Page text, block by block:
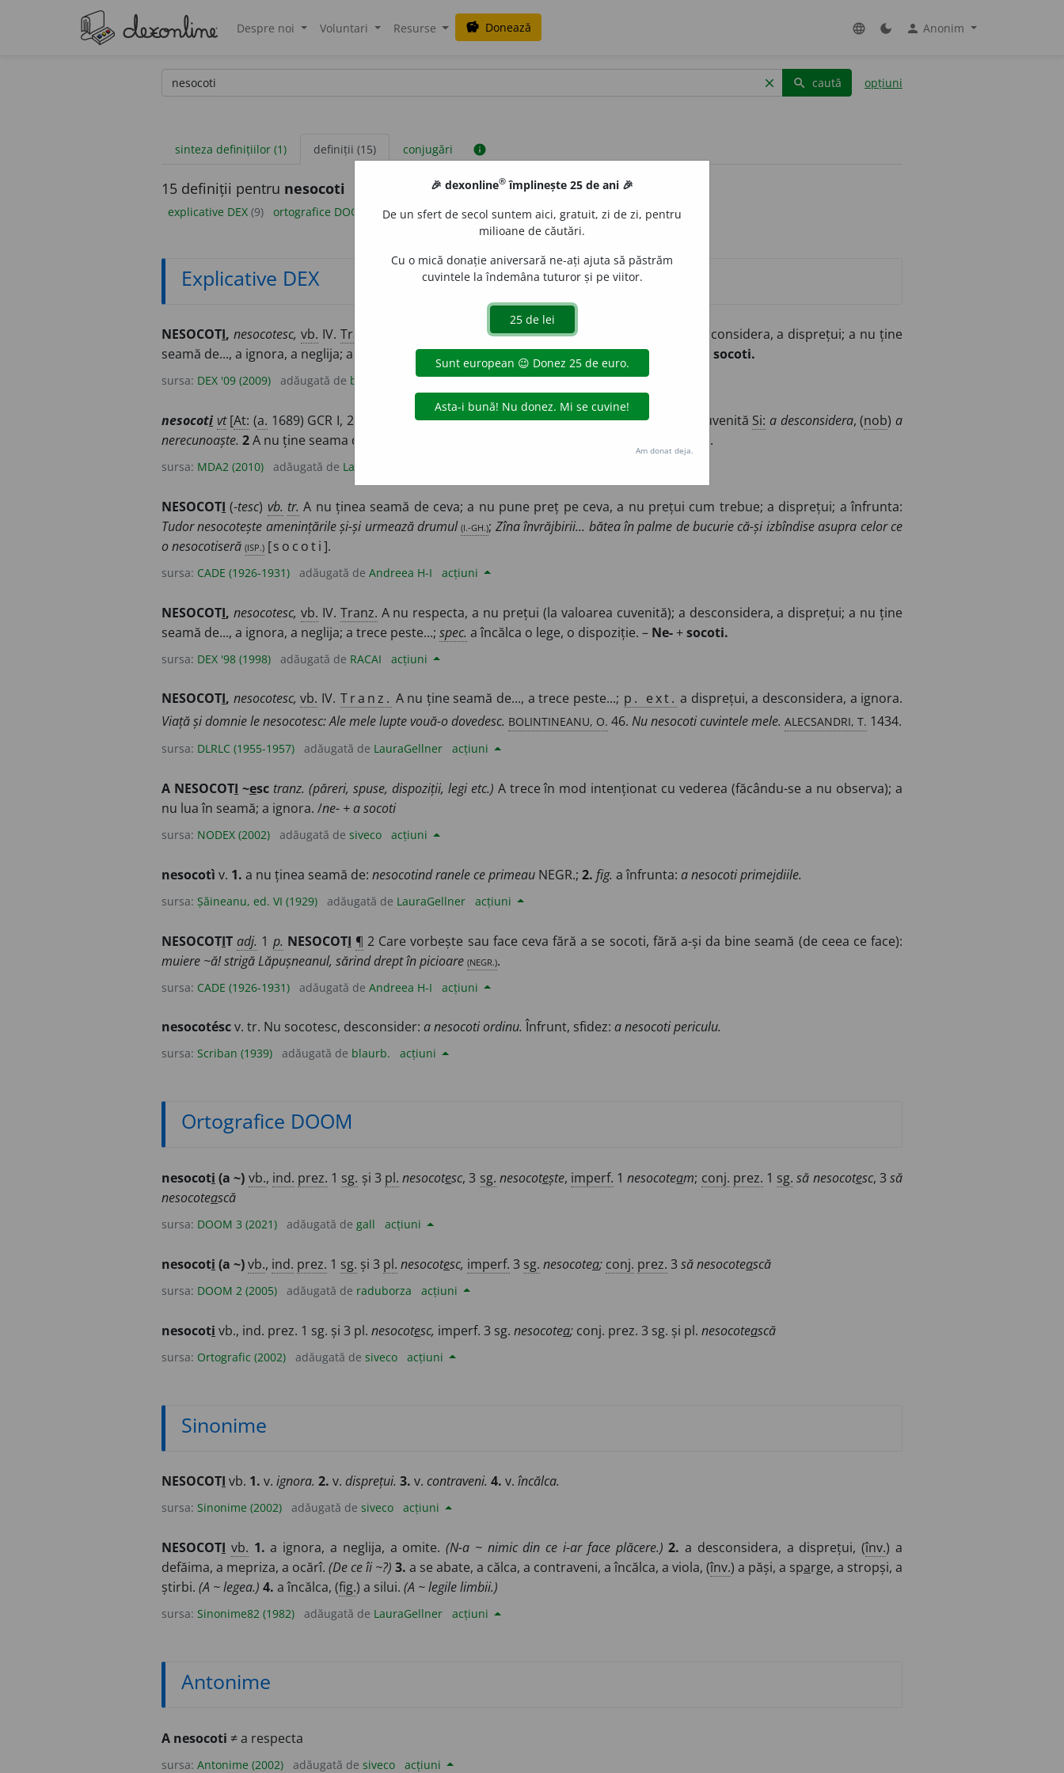
Despre noi Voluntari Resurse savings Donează language dark_mode person Anonim
clear search caută opțiuni
sinteza definițiilor (1) definiții (15) conjugări info
15 definiții pentru nesocoti
explicative DEX (9) ortografice DOOM (3) sinonime(2) antonime(1)
Explicative DEX
NESOCOTI, nesocotesc, vb. IV. Tranz.
A nu respecta, a nu prețui (la valoarea cuvenită); a desconsidera, a disprețui; a nu ține
seamă de..., a ignora, a neglija; a trece peste...;spec.a încălca o lege, o dispoziție. – socoti.
sursa: DEX '09 (2009) adăugată de blaurb. acțiuni
nesocoti vt[At: (a. 1689) GCR I, 285/2 / ~tesc/E: ne-+socoti]1A nu prețui la valoarea cuvenită Si: a desconsidera, (nob)a
nerecunoaște. 2A nu ține seama de... ) A încălca o lege, o dispoziție.
sursa: MDA2 (2010) adăugată de LauraGellner
NESOCOTI (-tesc) vb. tr. A nu ținea seamă de ceva; a nu pune preț pe ceva, a nu prețui cum trebue; a disprețui; a înfrunta:
Tudor nesocotește amenințările și-și urmează drumul(I.-GH.); Zîna învrăjbirii... bătea în palme de bucurie că-și izbîndise asupra celor ce
o nesocotiseră(ISP.) [socoti].
sursa: CADE (1926-1931) adăugată de Andreea H-I acțiuni
NESOCOTI, nesocotesc, vb. IV. Tranz. A nu respecta, a nu prețui (la valoarea cuvenită); a desconsidera, a disprețui; a nu ține
seamă de..., a ignora, a neglija; a trece peste...; spec. a încălca o lege, o dispoziție. – Ne-+socoti.
sursa: DEX '98 (1998) adăugată de RACAI acțiuni
NESOCOTI, nesocotesc, vb. IV. Tranz. A nu ține seamă de..., a trece peste...; p. ext. a disprețui, a desconsidera, a ignora.
Viață și domnie le nesocotesc: Ale mele lupte vouă-o dovedesc. BOLINTINEANU, O. 46. Nu nesocoti cuvintele mele. ALECSANDRI, T. 1434.
sursa: DLRLC (1955-1957) adăugată de LauraGellner acțiuni
A NESOCOTI ~esc tranz. (păreri, spuse, dispoziții, legi etc.) A trece în mod intenționat cu vederea (făcându-se a nu observa); a
nu lua în seamă; a ignora. /ne- + a socoti
sursa: NODEX (2002) adăugată de siveco acțiuni
nesocotì v. 1. a nu ținea seamă de: nesocotind ranele ce primeau NEGR.; 2. fig. a înfrunta: a nesocoti primejdiile.
sursa: Șăineanu, ed. VI (1929) adăugată de LauraGellner acțiuni
NESOCOTIT adj. 1 p. NESOCOTI ¶ 2 Care vorbește sau face ceva fără a se socoti, fără a-și da bine seamă (de ceea ce face):
muiere ~ă! strigă Lăpușneanul, sărind drept în picioare(NEGR.).
sursa: CADE (1926-1931) adăugată de Andreea H-I acțiuni
nesocotéscv. tr. Nu socotesc, desconsider: a nesocoti ordinu. Înfrunt, sfidez: a nesocoti periculu.
sursa: Scriban (1939) adăugată de blaurb. acțiuni
Ortografice DOOM
nesocoti (a ~) vb., ind. prez. 1 sg. și 3 pl. nesocotesc, 3 sg. nesocotește, imperf. 1nesocoteam; conj. prez. 1 sg. să nesocotesc, 3să
nesocotească
sursa: DOOM 3 (2021) adăugată de gall acțiuni
nesocoti (a ~)vb., ind. prez. 1 sg. și 3 pl. nesocotesc, imperf. 3 sg. nesocotea; conj. prez. 3 să nesocotească
sursa: DOOM 2 (2005) adăugată de raduborza acțiuni
nesocoti vb., ind. prez. 1 sg. și 3 pl. nesocotesc, imperf. 3 sg. nesocotea; conj. prez. 3 sg. și pl. nesocotească
sursa: Ortografic (2002) adăugată de siveco acțiuni
Sinonime
NESOCOTI vb. 1. v. ignora. 2. v. disprețui. 3. v. contraveni. 4. v. încălca.
sursa: Sinonime (2002) adăugată de siveco acțiuni
NESOCOTI vb. 1. a ignora, a neglija, a omite.(N-a ~ nimic din ce i-ar face plăcere.) 2. a desconsidera, a disprețui, (înv.) a
defăima, a mepriza, a ocărî. (De ce îi ~?) 3. a se abate, a călca, a contraveni, a încălca, a viola, (înv.) a păși, a sparge, a stropși, a
știrbi. (A ~ legea.) 4. a încălca, (fig.) a silui. (A ~ legile limbii.)
sursa: Sinonime82 (1982) adăugată de LauraGellner acțiuni
Antonime
A nesocoti ≠ a respecta
sursa: Antonime (2002) adăugată de siveco acțiuni
🎉 dexonline® împlinește 25 de ani 🎉
De un sfert de secol suntem aici, gratuit, zi de zi, pentru
milioane de căutări.
Cu o mică donație aniversară ne-ați ajuta să păstrăm
cuvintele la îndemâna tuturor și pe viitor.
Am donat deja.